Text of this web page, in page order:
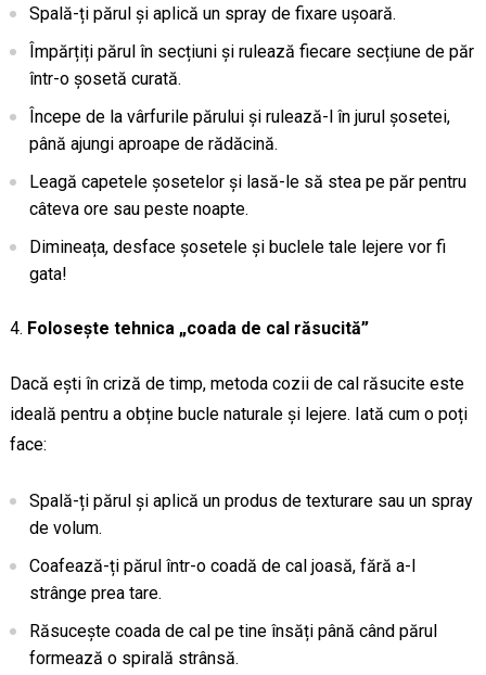
Spală-ți părul și aplică un spray de fixare ușoară.
Împărțiți părul în secțiuni și rulează fiecare secțiune de păr
într-o șosetă curată.
Începe de la vârfurile părului și rulează-l în jurul șosetei,
până ajungi aproape de rădăcină.
Leagă capetele șosetelor și lasă-le să stea pe păr pentru
câteva ore sau peste noapte.
Dimineața, desface șosetele și buclele tale lejere vor fi
gata!
Folosește tehnica „coada de cal răsucită”
Dacă ești în criză de timp, metoda cozii de cal răsucite este
ideală pentru a obține bucle naturale și lejere. Iată cum o poți
face:
Spală-ți părul și aplică un produs de texturare sau un spray
de volum.
Coafează-ți părul într-o coadă de cal joasă, fără a-l
strânge prea tare.
Răsucește coada de cal pe tine însăți până când părul
formează o spirală strânsă.